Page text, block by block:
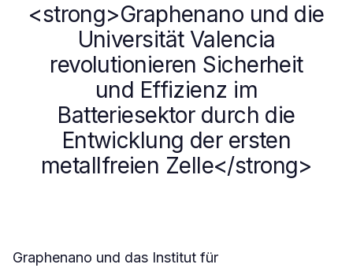
<strong>Graphenano und die
Universität Valencia
revolutionieren Sicherheit
und Effizienz im
Batteriesektor durch die
Entwicklung der ersten
metallfreien Zelle</strong>
Graphenano und das Institut für